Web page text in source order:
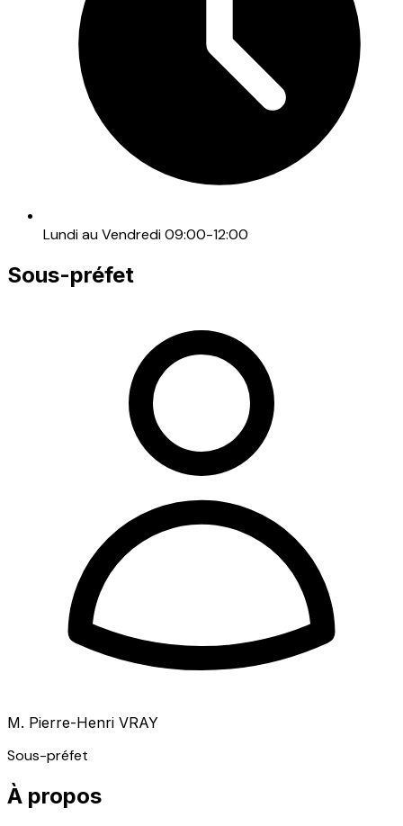
Lundi au Vendredi 09:00-12:00
Sous-préfet
M. Pierre-Henri VRAY
Sous-préfet
À propos